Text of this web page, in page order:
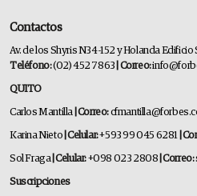
Contactos
Av. de los Shyris N34-152 y Holanda Edificio
Teléfono:(02) 452 7863 | Correo:
QUITO
Carlos Mantilla | Correo:
Karina Nieto | Celular:+593 99 045 6281 |
Sol Fraga| Celular:+098 023 2808 | Correo:
Suscripciones